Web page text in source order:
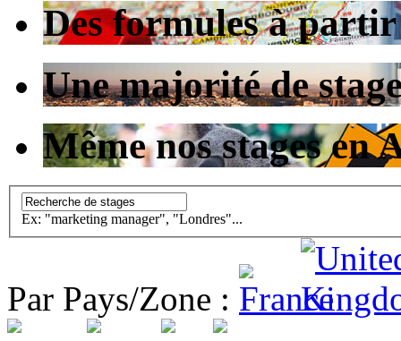
Des formules à partir
Une majorité de
Même nos stages en
Ex: "marketing manager", "Londres"...
Par Pays/Zone :